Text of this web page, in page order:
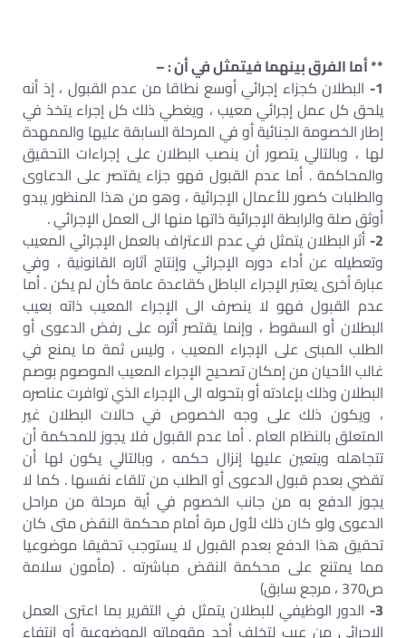
** أما الفرق بينهما فيتمثل في أن : –
1- البطلان كجزاء إجرائي أوسع نطاقا من عدم القبول ، إذ أنه
يلحق كل عمل إجرائي معيب ، ويغطي ذلك كل إجراء يتخذ في
إطار الخصومة الجنائية أو في المرحلة السابقة عليها والممهدة
لها ، وبالتالي يتصور أن ينصب البطلان على إجراءات التحقيق
والمحاكمة . أما عدم القبول فهو جزاء يقتصر على الدعاوى
والطلبات كصور للأعمال الإجرائية ، وهو من هذا المنظور يبدو
أوثق صلة والرابطة الإجرائية ذاتها منها الى العمل الإجرائي .
2- أثر البطلان يتمثل في عدم الاعتراف بالعمل الإجرائي المعيب
وتعطيله عن أداء دوره الإجرائي وإنتاج آثاره القانونية ، وفي
عبارة أخرى يعتبر الإجراء الباطل كقاعدة عامة كأن لم يكن . أما
عدم القبول فهو لا ينصرف الى الإجراء المعيب ذاته بعيب
البطلان أو السقوط ، وإنما يقتصر أثره على رفض الدعوى أو
الطلب المبنى على الإجراء المعيب ، وليس ثمة ما يمنع في
غالب الأحيان من إمكان تصحيح الإجراء المعيب الموصوم بوصم
البطلان وذلك بإعادته أو بتحوله الى الإجراء الذي توافرت عناصره
، ويكون ذلك على وجه الخصوص في حالات البطلان غير
المتعلق بالنظام العام . أما عدم القبول فلا يجوز للمحكمة أن
تتجاهله ويتعين عليها إنزال حكمه ، وبالتالي يكون لها أن
تقضي بعدم قبول الدعوى أو الطلب من تلقاء نفسها . كما لا
يجوز الدفع به من جانب الخصوم في أية مرحلة من مراحل
الدعوى ولو كان ذلك لأول مرة أمام محكمة النقض متى كان
تحقيق هذا الدفع بعدم القبول لا يستوجب تحقيقا موضوعيا
مما يمتنع على محكمة النقض مباشرته . (مأمون سلامة
ص370 ، مرجع سابق)
3- الدور الوظيفي للبطلان يتمثل في التقرير بما اعترى العمل
الإجرائي من عيب لتخلف أحد مقوماته الموضوعية أو انتفاء